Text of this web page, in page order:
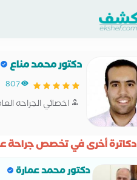
دكتور محمد مناع
807
اخصائي الجراحه
دكاترة أخرى في تخصص جراحة
دكتور محمد عمارة